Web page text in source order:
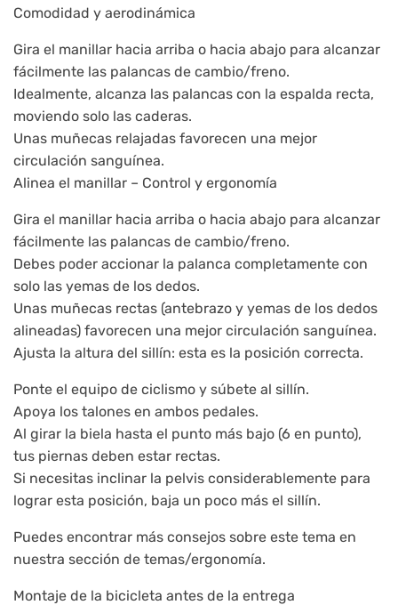
Comodidad y aerodinámica
Gira el manillar hacia arriba o hacia abajo para alcanzar
fácilmente las palancas de cambio/freno.
Idealmente, alcanza las palancas con la espalda recta,
moviendo solo las caderas.
Unas muñecas relajadas favorecen una mejor
circulación sanguínea.
Alinea el manillar – Control y ergonomía
Gira el manillar hacia arriba o hacia abajo para alcanzar
fácilmente las palancas de cambio/freno.
Debes poder accionar la palanca completamente con
solo las yemas de los dedos.
Unas muñecas rectas (antebrazo y yemas de los dedos
alineadas) favorecen una mejor circulación sanguínea.
Ajusta la altura del sillín: esta es la posición correcta.
Ponte el equipo de ciclismo y súbete al sillín.
Apoya los talones en ambos pedales.
Al girar la biela hasta el punto más bajo (6 en punto),
tus piernas deben estar rectas.
Si necesitas inclinar la pelvis considerablemente para
lograr esta posición, baja un poco más el sillín.
Puedes encontrar más consejos sobre este tema en
nuestra sección de temas/ergonomía.
Montaje de la bicicleta antes de la entrega